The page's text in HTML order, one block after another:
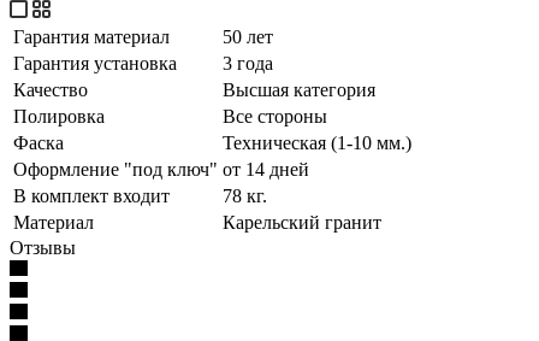
Гарантия материал
50 лет
Гарантия установка
3 года
Качество
Высшая категория
Полировка
Все стороны
Фаска
Техническая (1-10 мм.)
Оформление "под ключ" от 14 дней
В комплект входит
78 кг.
Материал
Карельский гранит
Отзывы